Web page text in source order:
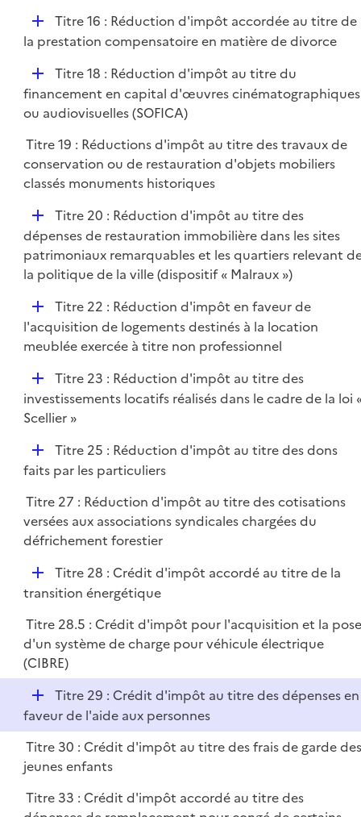
r
D
é
i
e
Titre 16 : Réduction d'impôt accordée au titre de
la prestation compensatoire en matière de divorce
D
é
p
i
e
r
Titre 18 : Réduction d'impôt au titre du
financement en capital d'œuvres cinématographiques
ou audiovisuelles (SOFICA)
Titre 19 : Réductions d'impôt au titre des travaux de
conservation ou de restauration d'objets mobiliers
classés monuments historiques
D
é
p
l
r
Titre 20 : Réduction d'impôt au titre des
dépenses de restauration immobilière dans les sites
patrimoniaux remarquables et les quartiers relevant
la politique de la ville (dispositif « Malraux »)
D
é
p
e
r
Titre 22 : Réduction d'impôt en faveur de
l'acquisition de logements destinés à la location
meublée exercée à titre non professionnel
D
é
p
e
Titre 23 : Réduction d'impôt au titre des
investissements locatifs réalisés dans le cadre de la loi
Scellier »
D
é
l
i
e
Titre 25 : Réduction d'impôt au titre des dons
faits par les particuliers
Titre 27 : Réduction d'impôt au titre des cotisations
versées aux associations syndicales chargées du
défrichement forestier
D
é
l
i
e
Titre 28 : Crédit d'impôt accordé au titre de la
transition énergétique
Titre 28.5 : Crédit d'impôt pour l'acquisition et la
d'un système de charge pour véhicule électrique
(CIBRE)
D
é
p
l
i
e
r
Titre 29 : Crédit d'impôt au titre des dépenses en
faveur de l'aide aux personnes
Titre 30 : Crédit d'impôt au titre des frais de garde
jeunes enfants
Titre 33 : Crédit d'impôt accordé au titre des